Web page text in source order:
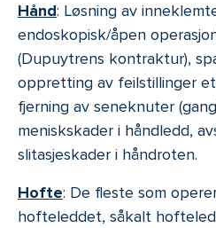
Hånd: Løsning av
endoskopisk/åpen
(Dupuytrens kontraktur),
oppretting av feilstillinger
fjerning av seneknuter
meniskskader i håndledd,
slitasjeskader i håndroten.
Hofte: De fleste som
hofteleddet, såkalt